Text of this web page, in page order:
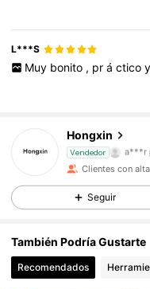
L***S
Muy bonito , pr á ctico y
Hongxin
Vendedor
4,87
a***r
4,87
4,87
Clientes con
Seguir
También Podría Gustarte
Recomendados